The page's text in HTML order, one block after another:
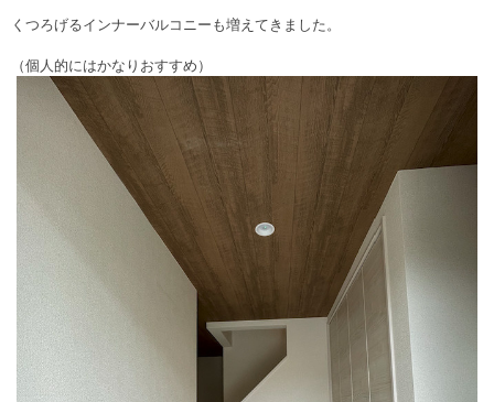
くつろげるインナーバルコニーも増えてきました。
（個人的にはかなりおすすめ）